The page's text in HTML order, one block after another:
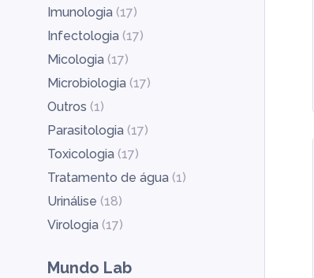
Imunologia (17)
Infectologia (17)
Micologia (17)
Microbiologia (17)
Outros (1)
Parasitologia (17)
Toxicologia (17)
Tratamento de água (1)
Urinálise (18)
Virologia (17)
Mundo Lab